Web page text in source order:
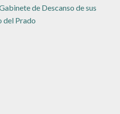
Gabinete de Descanso de sus
del Prado